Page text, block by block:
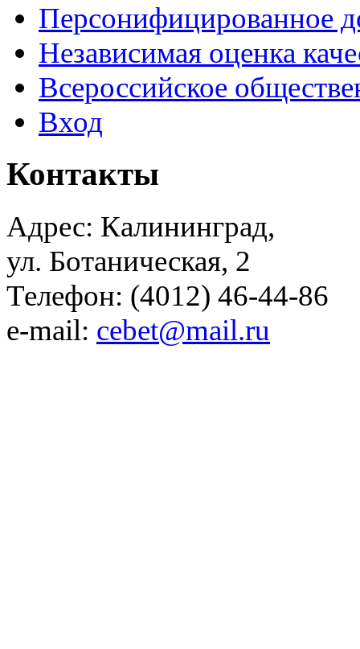
Персонифицированное
Независимая оценка
Всероссийское
Вход
Контакты
Адрес: Калининград,
ул. Ботаническая, 2
Телефон: (4012) 46-44-86
e-mail: cebet@mail.ru